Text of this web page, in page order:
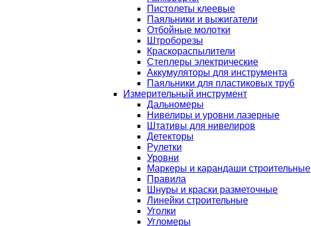
Пистолеты клеевые
Паяльники и выжигатели
Отбойные молотки
Штроборезы
Краскораспылители
Степлеры электрические
Аккумуляторы для инструмента
Паяльники для пластиковых труб
Измерительный инструмент
Дальномеры
Нивелиры и уровни лазерные
Штативы для нивелиров
Детекторы
Рулетки
Уровни
Маркеры и карандаши строительные
Правила
Шнуры и краски разметочные
Линейки строительные
Уголки
Угломеры